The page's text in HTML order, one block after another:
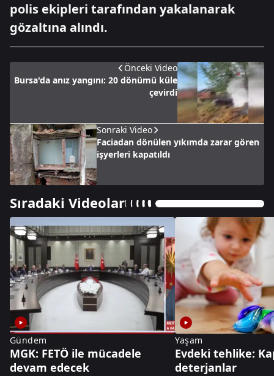
polis ekipleri tarafından yakalanarak
gözaltına alındı.
Önceki Video
Bursa'da anız yangını: 20 dönümü küle
çevirdi
Sonraki Video
Faciadan dönülen yıkımda zarar gören
işyerleri kapatıldı
Sıradaki Videolar
Gündem
MGK: FETÖ ile mücadele
devam edecek
Yaşam
Evdeki tehlike:
deterjanlar